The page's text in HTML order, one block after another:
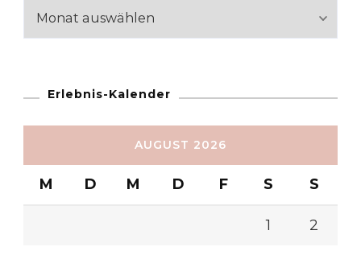
Reiseabschnitte
Erlebnis-Kalender
AUGUST 2026
M D M D F S S
1 2